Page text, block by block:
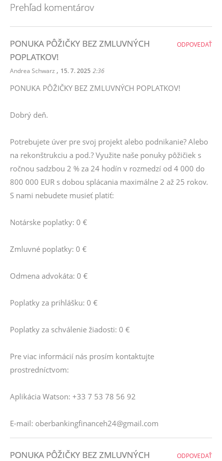
Prehľad komentárov
PONUKA PÔŽIČKY BEZ ZMLUVNÝCH
POPLATKOV!
Andrea Schwarz , 15. 7. 2025 2:36
PONUKA PÔŽIČKY BEZ ZMLUVNÝCH POPLATKOV!
Dobrý deň.
Potrebujete úver pre svoj projekt alebo podnikanie? Alebo
na rekonštrukciu a pod.? Využite naše ponuky pôžičiek s
ročnou sadzbou 2 % za 24 hodín v rozmedzí od 4 000 do
800 000 EUR s dobou splácania maximálne 2 až 25 rokov.
S nami nebudete musieť platiť:
Notárske poplatky: 0 €
Zmluvné poplatky: 0 €
Odmena advokáta: 0 €
Poplatky za prihlášku: 0 €
Poplatky za schválenie žiadosti: 0 €
Pre viac informácií nás prosím kontaktujte
prostredníctvom:
Aplikácia Watson: +33 7 53 78 56 92
E-mail: oberbankingfinanceh24@gmail.com
ODPOVEDAŤ
PONUKA PÔŽIČKY BEZ ZMLUVNÝCH
ODPOVEDAŤ